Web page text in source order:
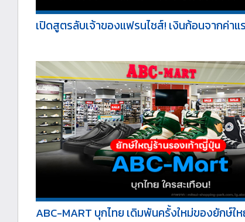
เปิดสูตรลับเจ้าของแฟรนไชส์! เงินก้อนจากค่าแ
ABC-MART บุกไทย เดิมพันครั้งใหม่ของยักษ์ใ